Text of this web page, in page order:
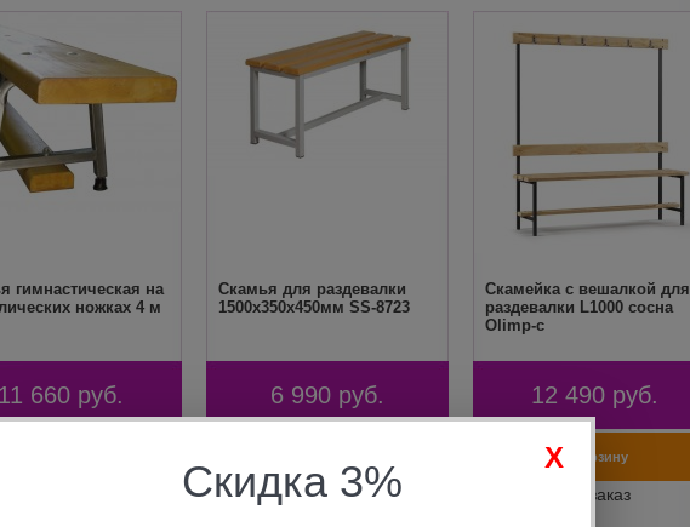
гимнастическая на
ножках 4 м
11 660 руб.
Скамья для раздевалки
1500х350х450мм SS-8723
6 990 руб.
Скамейка с вешалкой для
раздевалки L1000 сосна
Olimp-c
12 490 руб.
Скидка 3%